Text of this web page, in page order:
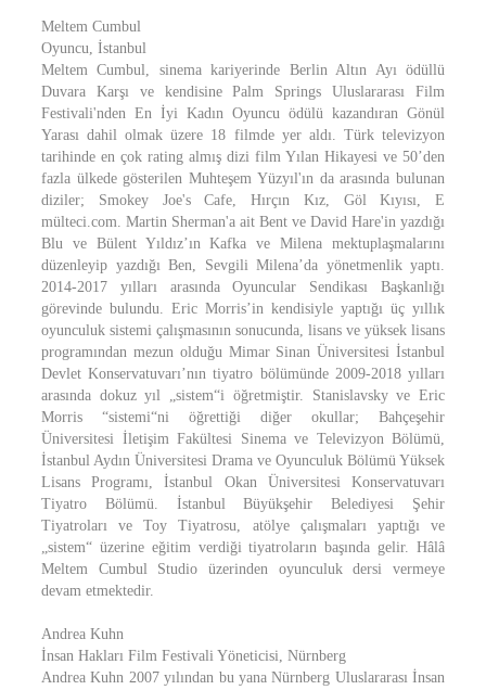
Meltem Cumbul
Oyuncu, İstanbul
Meltem Cumbul, sinema kariyerinde Berlin Altın Ayı ödüllü
Duvara Karşı ve kendisine Palm Springs Uluslararası Film
Festivali'nden En İyi Kadın Oyuncu ödülü kazandıran Gönül
Yarası dahil olmak üzere 18 filmde yer aldı. Türk televizyon
tarihinde en çok rating almış dizi film Yılan Hikayesi ve 50’den
fazla ülkede gösterilen Muhteşem Yüzyıl'ın da arasında bulunan
diziler; Smokey Joe's Cafe, Hırçın Kız, Göl Kıyısı, E
mülteci.com. Martin Sherman'a ait Bent ve David Hare'in yazdığı
Blu ve Bülent Yıldız’ın Kafka ve Milena mektuplaşmalarını
düzenleyip yazdığı Ben, Sevgili Milena’da yönetmenlik yaptı.
2014-2017 yılları arasında Oyuncular Sendikası Başkanlığı
görevinde bulundu. Eric Morris’in kendisiyle yaptığı üç yıllık
oyunculuk sistemi çalışmasının sonucunda, lisans ve yüksek lisans
programından mezun olduğu Mimar Sinan Üniversitesi İstanbul
Devlet Konservatuvarı’nın tiyatro bölümünde 2009-2018 yılları
arasında dokuz yıl „sistem“i öğretmiştir. Stanislavsky ve Eric
Morris “sistemi“ni öğrettiği diğer okullar; Bahçeşehir
Üniversitesi İletişim Fakültesi Sinema ve Televizyon Bölümü,
İstanbul Aydın Üniversitesi Drama ve Oyunculuk Bölümü Yüksek
Lisans Programı, İstanbul Okan Üniversitesi Konservatuvarı
Tiyatro Bölümü. İstanbul Büyükşehir Belediyesi Şehir
Tiyatroları ve Toy Tiyatrosu, atölye çalışmaları yaptığı ve
„sistem“ üzerine eğitim verdiği tiyatroların başında gelir. Hâlâ
Meltem Cumbul Studio üzerinden oyunculuk dersi vermeye
devam etmektedir.
Andrea Kuhn
İnsan Hakları Film Festivali Yöneticisi, Nürnberg
Andrea Kuhn 2007 yılından bu yana Nürnberg Uluslararası İnsan